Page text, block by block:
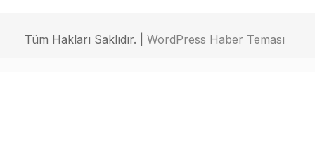
Tüm Hakları Saklıdır. | WordPress Haber Teması